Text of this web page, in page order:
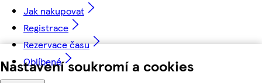
Nastavení soukromí a cookies
Jak nakupovat
Registrace
Rezervace času
Oblíbené